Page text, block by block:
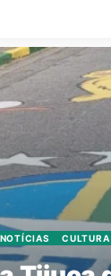
NOTÍCIAS CULTURA